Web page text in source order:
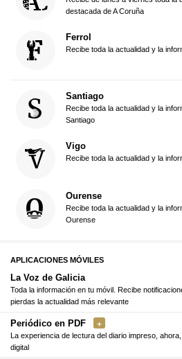
destacada de A Coruña
Ferrol
Recibe toda la actualidad y la
Santiago
Recibe toda la actualidad y la
Santiago
Vigo
Recibe toda la actualidad y la
Ourense
Recibe toda la actualidad y la
Ourense
APLICACIONES MÓVILES
La Voz de Galicia
Toda la información en tu móvil. Recibe
pierdas la actualidad más relevante
Periódico en PDF
La experiencia de lectura del diario impreso,
digital